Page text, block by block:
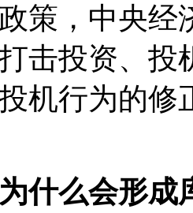
策，中央
击投资、投
机行为的修
什么会形成